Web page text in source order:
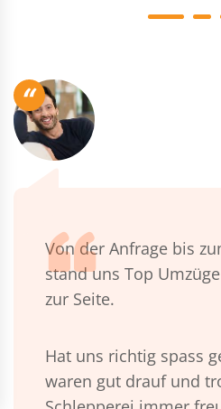
“
Von der Anfrage bis
stand uns Top
zur Seite.
Hat uns richtig spass
waren gut drauf und